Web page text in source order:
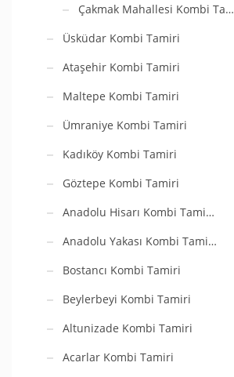
Çakmak Mahallesi Kombi Ta…
Üsküdar Kombi Tamiri
Ataşehir Kombi Tamiri
Maltepe Kombi Tamiri
Ümraniye Kombi Tamiri
Kadıköy Kombi Tamiri
Göztepe Kombi Tamiri
Anadolu Hisarı Kombi Tami…
Anadolu Yakası Kombi Tami…
Bostancı Kombi Tamiri
Beylerbeyi Kombi Tamiri
Altunizade Kombi Tamiri
Acarlar Kombi Tamiri